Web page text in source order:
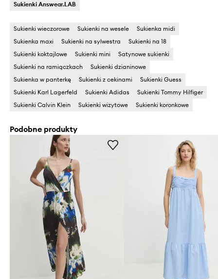
Sukienki Answear.LAB
Sukienki wieczorowe Sukienki na wesele
Sukienka midi
Sukienka maxi
Sukienki na sylwestra
Sukienki na 18
Sukienki koktajlowe
Sukienki mini
Satynowe sukienki
Sukienki na ramiączkach
Sukienki dzianinowe
Sukienka w panterkę
Sukienki z cekinami
Sukienki Guess
Sukienki Karl Lagerfeld
Sukienki Adidas
Sukienki Tommy Hilfiger
Sukienki Calvin Klein
Sukienki wizytowe Sukienki koronkowe
Podobne produkty